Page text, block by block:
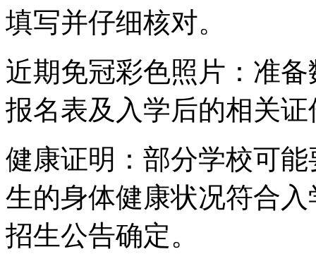
填写并仔细核对。
近期免冠彩色照片：准
报名表及入学后的相关
健康证明：部分学校可
生的身体健康状况符合
招生公告确定。